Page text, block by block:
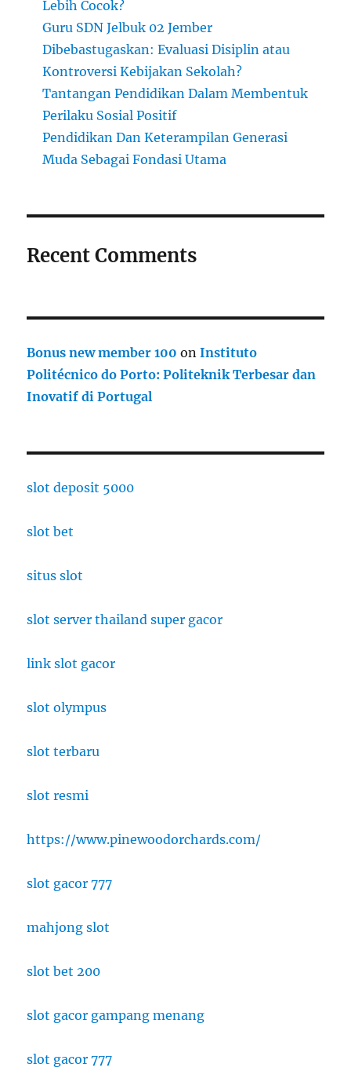
Lebih Cocok?
Guru SDN Jelbuk 02 Jember
Dibebastugaskan: Evaluasi Disiplin atau
Kontroversi Kebijakan Sekolah?
Tantangan Pendidikan Dalam Membentuk
Perilaku Sosial Positif
Pendidikan Dan Keterampilan Generasi
Muda Sebagai Fondasi Utama
Recent Comments
Bonus new member 100 onInstituto
Politécnico do Porto: Politeknik Terbesar dan
Inovatif di Portugal
slot deposit 5000
slot bet
situs slot
slot server thailand super gacor
link slot gacor
slot olympus
slot terbaru
slot resmi
https://www.pinewoodorchards.com/
slot gacor 777
mahjong slot
slot bet 200
slot gacor gampang menang
slot gacor 777